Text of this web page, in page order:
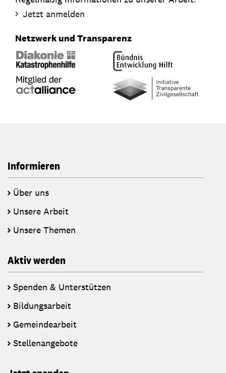
Jetzt anmelden
Netzwerk und Transparenz
Informieren
Über uns
Unsere Arbeit
Unsere Themen
Aktiv werden
Spenden & Unterstützen
Bildungsarbeit
Gemeindearbeit
Stellenangebote